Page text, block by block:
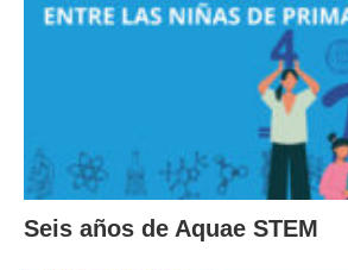
Seis años de Aquae STEM